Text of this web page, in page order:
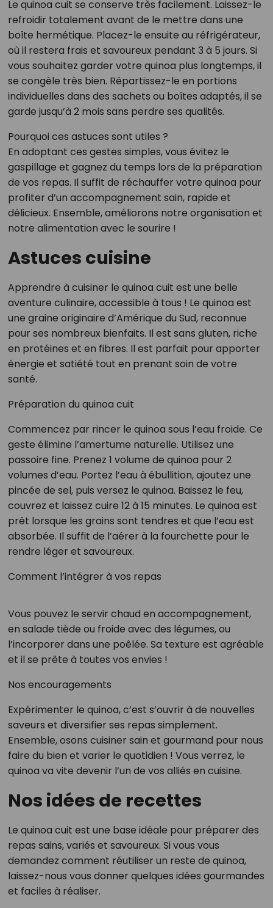
Le quinoa cuit se conserve très facilement. Laissez-le
refroidir totalement avant de le mettre dans une
boîte hermétique. Placez-le ensuite au réfrigérateur,
où il restera frais et savoureux pendant 3 à 5 jours. Si
vous souhaitez garder votre quinoa plus longtemps, il
se congèle très bien. Répartissez-le en portions
individuelles dans des sachets ou boîtes adaptés, il se
garde jusqu’à 2 mois sans perdre ses qualités.
Pourquoi ces astuces sont utiles ?
En adoptant ces gestes simples, vous évitez le
gaspillage et gagnez du temps lors de la préparation
de vos repas. Il suffit de réchauffer votre quinoa pour
profiter d’un accompagnement sain, rapide et
délicieux. Ensemble, améliorons notre organisation et
notre alimentation avec le sourire !
Astuces cuisine
Apprendre à cuisiner le quinoa cuit est une belle
aventure culinaire, accessible à tous ! Le quinoa est
une graine originaire d’Amérique du Sud, reconnue
pour ses nombreux bienfaits. Il est sans gluten, riche
en protéines et en fibres. Il est parfait pour apporter
énergie et satiété tout en prenant soin de votre
santé.
Préparation du quinoa cuit
Commencez par rincer le quinoa sous l’eau froide. Ce
geste élimine l’amertume naturelle. Utilisez une
passoire fine. Prenez 1 volume de quinoa pour 2
volumes d’eau. Portez l’eau à ébullition, ajoutez une
pincée de sel, puis versez le quinoa. Baissez le feu,
couvrez et laissez cuire 12 à 15 minutes. Le quinoa est
prêt lorsque les grains sont tendres et que l’eau est
absorbée. Il suffit de l’aérer à la fourchette pour le
rendre léger et savoureux.
Comment l’intégrer à vos repas
Vous pouvez le servir chaud en accompagnement,
en salade tiède ou froide avec des légumes, ou
l’incorporer dans une poêlée. Sa texture est agréable
et il se prête à toutes vos envies !
Nos encouragements
Expérimenter le quinoa, c’est s’ouvrir à de nouvelles
saveurs et diversifier ses repas simplement.
Ensemble, osons cuisiner sain et gourmand pour nous
faire du bien et varier le quotidien ! Vous verrez, le
quinoa va vite devenir l’un de vos alliés en cuisine.
Nos idées de recettes
Le quinoa cuit est une base idéale pour préparer des
repas sains, variés et savoureux. Si vous vous
demandez comment réutiliser un reste de quinoa,
laissez-nous vous donner quelques idées gourmandes
et faciles à réaliser.